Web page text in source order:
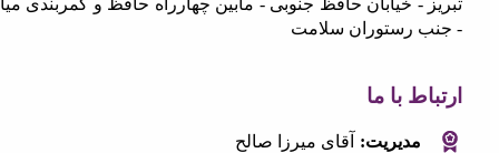
- خیابان حافظ جنوبی - مابین چهارراه حافظ و کمربندی میانی
رستوران سلامت
با ما
مدیریت: آقای میرزا صالح